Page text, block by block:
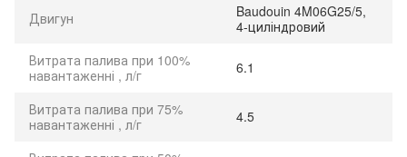
Двигун
Baudouin 4M06G25/5,
4-циліндровий
Витрата палива при 100%
навантаженні , л/г
6.1
Витрата палива при 75%
навантаженні , л/г
4.5